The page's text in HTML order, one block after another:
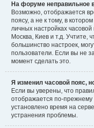
На форуме неправильное
Возможно, отображается
поясу, а не к тому, в
личных настройках
Москва, Киев и т.д. Учтите,
большинство настроек,
пользователи. Если вы не
момент сделать это.
Я изменил часовой пояс,
Если вы уверены, что
отображается по-прежнему
установлено время на
устранения проблемы.